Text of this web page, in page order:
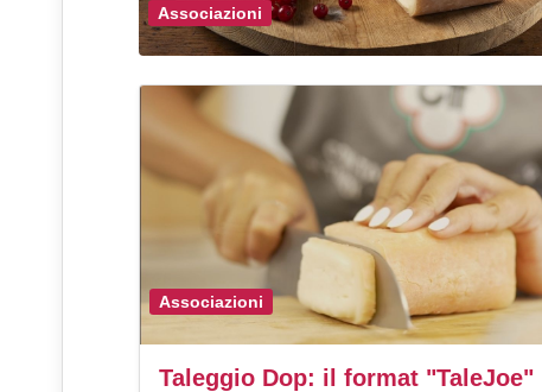
Associazioni
Associazioni
Taleggio Dop: il format "TaleJoe"